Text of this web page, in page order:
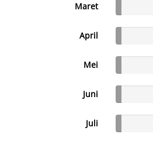
Maret
April
Mei
Juni
Juli